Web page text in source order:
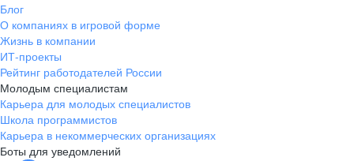
Блог
О компаниях в игровой форме
Жизнь в компании
ИТ-проекты
Рейтинг работодателей России
Молодым специалистам
Карьера для молодых специалистов
Школа программистов
Карьера в некоммерческих организациях
Боты для уведомлений